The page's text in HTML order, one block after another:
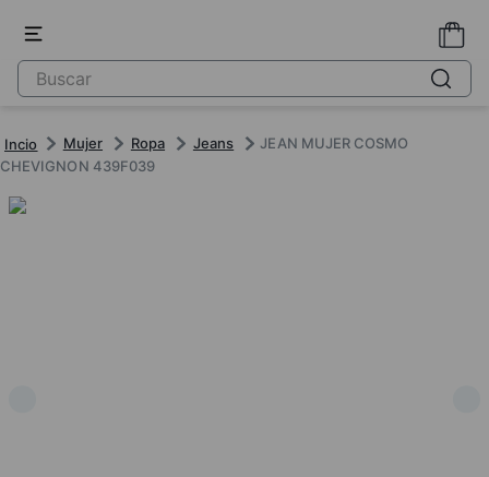
Mujer Ropa Jeans
JEAN MUJER COSMO
CHEVIGNON 439F039